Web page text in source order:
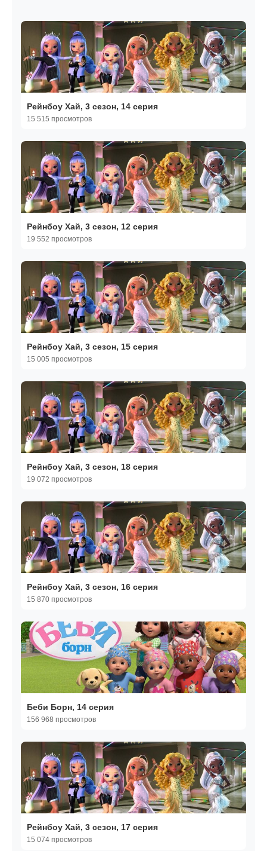
Рейнбоу Хай, 3 сезон, 14 серия
15 515 просмотров
Рейнбоу Хай, 3 сезон, 12 серия
19 552 просмотров
Рейнбоу Хай, 3 сезон, 15 серия
15 005 просмотров
Рейнбоу Хай, 3 сезон, 18 серия
19 072 просмотров
Рейнбоу Хай, 3 сезон, 16 серия
15 870 просмотров
Беби Борн, 14 серия
156 968 просмотров
Рейнбоу Хай, 3 сезон, 17 серия
15 074 просмотров